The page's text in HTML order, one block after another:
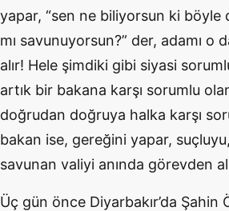
yapar, “sen ne biliyorsun ki böyle
mı savunuyorsun?” der, adamı o
alır! Hele şimdiki gibi siyasi
artık bir bakana karşı sorumlu
doğrudan doğruya halka karşı
bakan ise, gereğini yapar,
savunan valiyi anında görevden
Üç gün önce Diyarbakır’da Şahin